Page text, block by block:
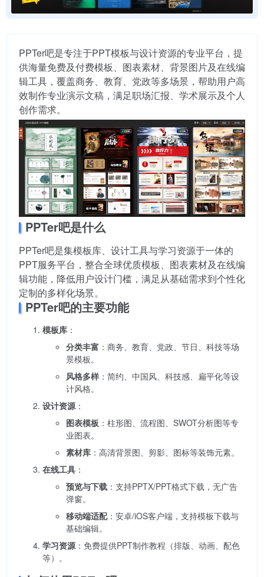
PPTer吧是专注于PPT模板与设计资源的专业平台，提
供海量免费及付费模板、图表素材、背景图片及在线编
辑工具，覆盖商务、教育、党政等多场景，帮助用户高
效制作专业演示文稿，满足职场汇报、学术展示及个人
创作需求。
PPTer吧是什么
PPTer吧是集模板库、设计工具与学习资源于一体的
PPT服务平台，整合全球优质模板、图表素材及在线编
辑功能，降低用户设计门槛，满足从基础需求到个性化
定制的多样化场景。
PPTer吧的主要功能
模板库 ：
分类丰富 ：商务、教育、党政、节日、科技等场
景模板。
风格多样 ：简约、中国风、科技感、扁平化等设
计风格。
设计资源：
图表模板 ：柱形图、流程图、SWOT分析图等专
业图表。
素材库 ：高清背景图、剪影、图标等装饰元素。
在线工具 ：
预览与下载 ：支持PPTX/PPT格式下载，无广告
弹窗。
移动端适配：安卓/iOS客户端，支持模板下载与
基础编辑。
学习资源：免费提供PPT制作教程（排版、动画、配色
等）。